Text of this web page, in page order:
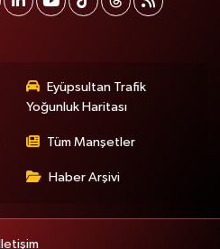
Eyüpsultan Trafik
Yoğunluk Haritası
Tüm Manşetler
Haber Arşivi
İletişim